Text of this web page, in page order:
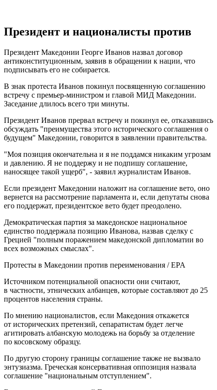
Президент и националисты против
Президент Македонии Георге Иванов назвал договор
антиконституционным, заявив в обращении к нации, что
подписывать его не собирается.
В знак протеста Иванов покинул посвященную соглашению
встречу с премьер-министром и главой МИД Македонии.
Заседание длилось всего три минуты.
Президент Иванов прервал встречу и покинул ее, отказавшись
обсуждать "преимущества этого исторического соглашения о
будущем" Македонии, говорится в заявлении правительства.
"Моя позиция окончательна и я не поддамся никаким угрозам
и давлению. Я не поддержу и не подпишу соглашение,
наносящее такой ущерб", - заявил журналистам Иванов.
Если президент Македонии наложит на соглашение вето, оно
вернется на рассмотрение парламента и, если депутаты снова
его поддержат, президентское вето будет преодолено.
Демократическая партия за македонское национальное
единство поддержала позицию Иванова, назвав сделку с
Грецией "полным поражением македонской дипломатии во
всех возможных смыслах".
Протесты в Македонии против переименования / EPA
Источником потенциальной опасности они считают,
в частности, этнических албанцев, которые составляют до 25
процентов населения страны.
По мнению националистов, если Македония откажется
от исторических претензий, сепаратистам будет легче
агитировать албанскую молодежь на борьбу за отделение
по косовскому образцу.
По другую сторону границы соглашение также не вызвало
энтузиазма. Греческая консервативная оппозиция назвала
соглашение "национальным отступлением".